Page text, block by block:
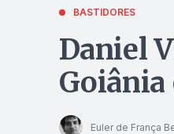
BASTIDORES
Daniel
Goiânia
Euler de França